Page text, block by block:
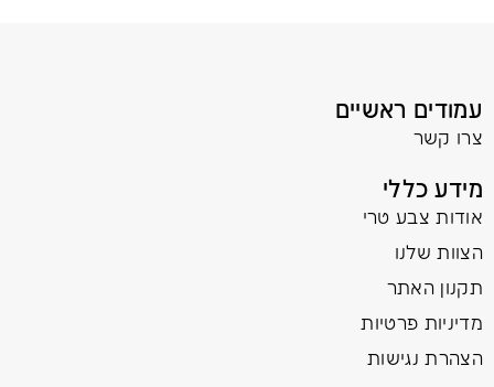
עמודים ראשיים
צרו קשר
מידע כללי
אודות צבע טרי
הצוות שלנו
תקנון האתר
מדיניות פרטיות
הצהרת נגישות